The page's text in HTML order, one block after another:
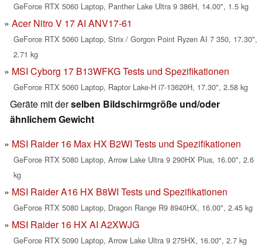
GeForce RTX 5060 Laptop, Panther Lake Ultra 9 386H, 14.00", 1.5 kg
Acer Nitro V 17 AI ANV17-61
GeForce RTX 5060 Laptop, Strix / Gorgon Point Ryzen AI 7 350, 17.30",
2.71 kg
MSI Cyborg 17 B13WFKG Tests und Spezifikationen
GeForce RTX 5060 Laptop, Raptor Lake-H i7-13620H, 17.30", 2.58 kg
Geräte mit derselben Bildschirmgröße und/oder
ähnlichem Gewicht
MSI Raider 16 Max HX B2WI Tests und Spezifikationen
GeForce RTX 5080 Laptop, Arrow Lake Ultra 9 290HX Plus, 16.00", 2.6
kg
MSI Raider A16 HX B8WI Tests und Spezifikationen
GeForce RTX 5080 Laptop, Dragon Range R9 8940HX, 16.00", 2.45 kg
MSI Raider 16 HX AI A2XWJG
GeForce RTX 5090 Laptop, Arrow Lake Ultra 9 275HX, 16.00", 2.7 kg